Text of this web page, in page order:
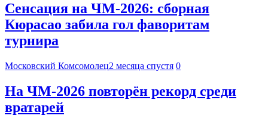
Сенсация на ЧМ-2026: сборная
Кюрасао забила гол фаворитам
турнира
Московский Комсомолец2 месяца спустя 0
На ЧМ-2026 повторён рекорд среди
вратарей